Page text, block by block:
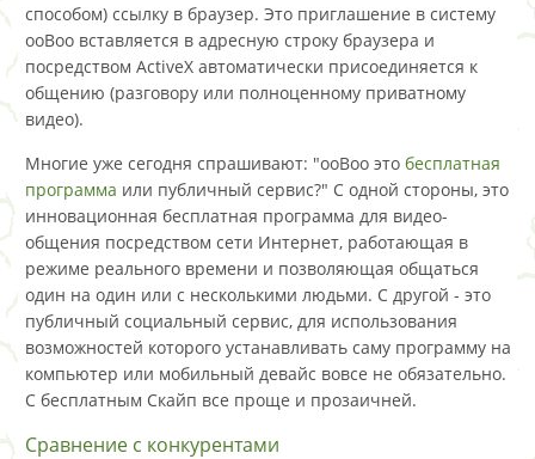
способом) ссылку в браузер. Это приглашение в систему
ооВоо вставляется в адресную строку браузера и
посредством ActiveX автоматически присоединяется к
общению (разговору или полноценному приватному
видео).
Многие уже сегодня спрашивают: "ооВоо это бесплатная
программа или публичный сервис?" С одной стороны, это
инновационная бесплатная программа для видео-
общения посредством сети Интернет, работающая в
режиме реального времени и позволяющая общаться
один на один или с несколькими людьми. С другой - это
публичный социальный сервис, для использования
возможностей которого устанавливать саму программу на
компьютер или мобильный девайс вовсе не обязательно.
С бесплатным Скайп все проще и прозаичней.
Сравнение с конкурентами